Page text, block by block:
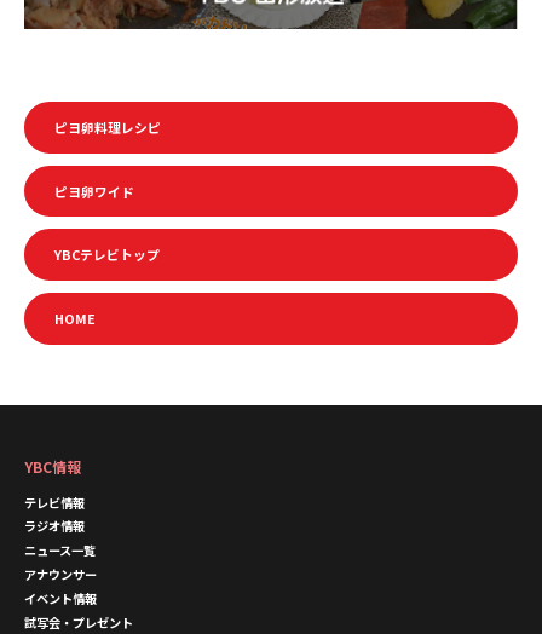
ピヨ卵料理レシピ
ピヨ卵ワイド
YBCテレビトップ
HOME
YBC情報
テレビ情報
ラジオ情報
ニュース一覧
アナウンサー
イベント情報
試写会・プレゼント